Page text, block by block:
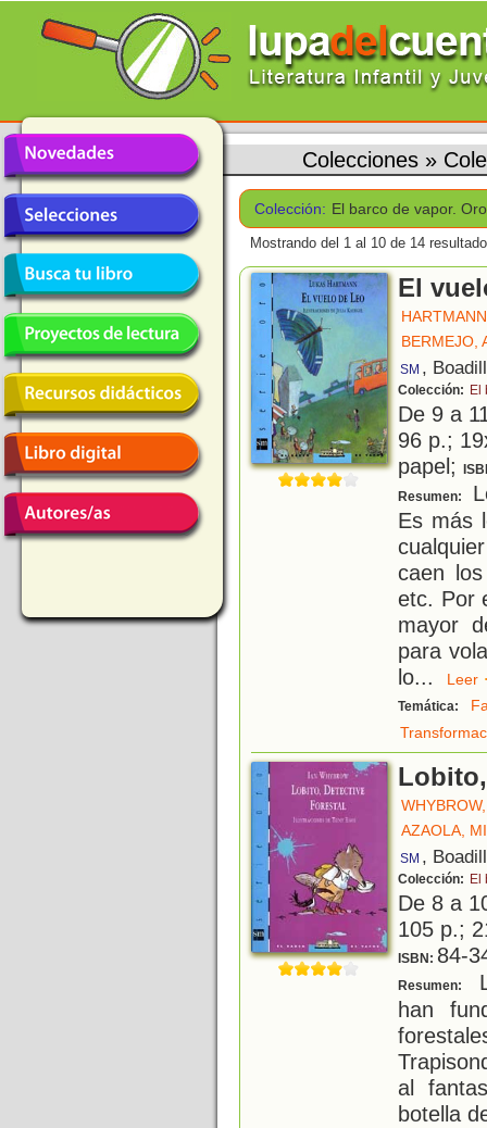
Colecciones »
Colección: El barco de vapor.
Mostrando del 1 al 10 de 14
El
BERMEJO,
SM ,
Colección: El
De 9 a
96 p.;
papel;
Resumen:
Es más
caen
etc. Por
mayor
para
lo...
Temática:
AZAOLA,
SM ,
Colección: El
De 8 a
105 p.;
ISBN: 84-
Resumen:
han
al
botella